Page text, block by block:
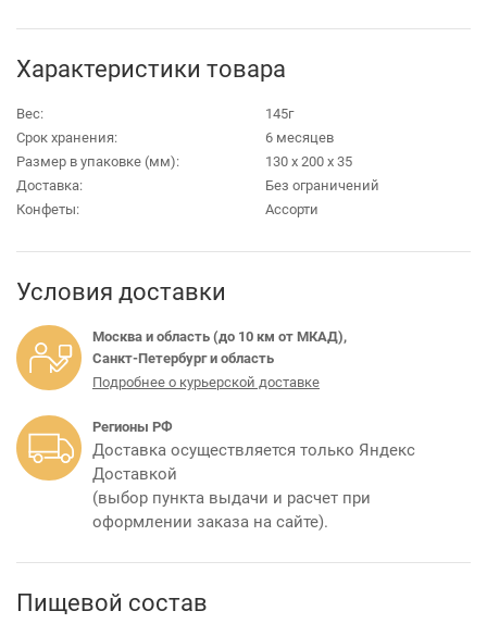
Характеристики товара
Вес:
145г
Срок хранения:
6 месяцев
Размер в упаковке (мм):
130 х 200 х 35
Доставка:
Без ограничений
Конфеты:
Ассорти
Условия доставки
Москва и область (до 10 км от МКАД),
Санкт-Петербург и область
Подробнее о курьерской доставке
Регионы РФ
Доставка осуществляется только Яндекс
Доставкой
(выбор пункта выдачи и расчет при
оформлении заказа на сайте).
Пищевой состав